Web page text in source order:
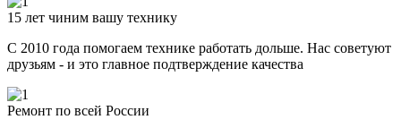
15 лет чиним вашу технику
С 2010 года помогаем технике работать дольше. Нас советуют
друзьям - и это главное подтверждение качества
Ремонт по всей России